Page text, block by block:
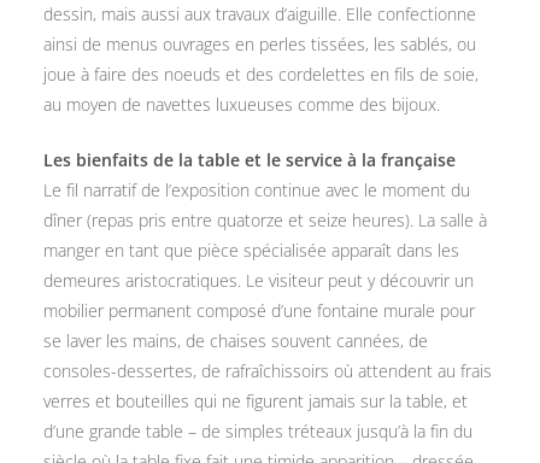
dessin, mais aussi aux travaux d’aiguille. Elle confectionne
ainsi de menus ouvrages en perles tissées, les sablés, ou
joue à faire des noeuds et des cordelettes en fils de soie,
au moyen de navettes luxueuses comme des bijoux.
Les bienfaits de la table et le service à la française
Le fil narratif de l’exposition continue avec le moment du
dîner (repas pris entre quatorze et seize heures). La salle à
manger en tant que pièce spécialisée apparaît dans les
demeures aristocratiques. Le visiteur peut y découvrir un
mobilier permanent composé d’une fontaine murale pour
se laver les mains, de chaises souvent cannées, de
consoles-dessertes, de rafraîchissoirs où attendent au frais
verres et bouteilles qui ne figurent jamais sur la table, et
d’une grande table – de simples tréteaux jusqu’à la fin du